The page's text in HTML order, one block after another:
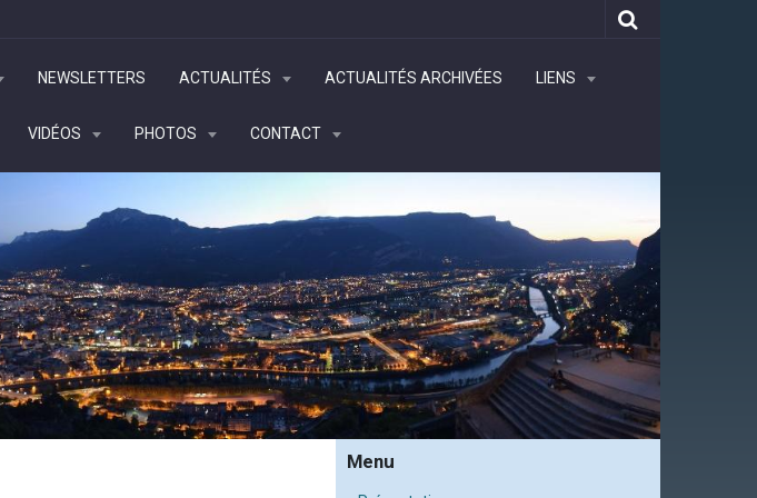
NEWSLETTERS ACTUALITÉS ACTUALITÉS ARCHIVÉES LIENS
VIDÉOS PHOTOS CONTACT
Menu